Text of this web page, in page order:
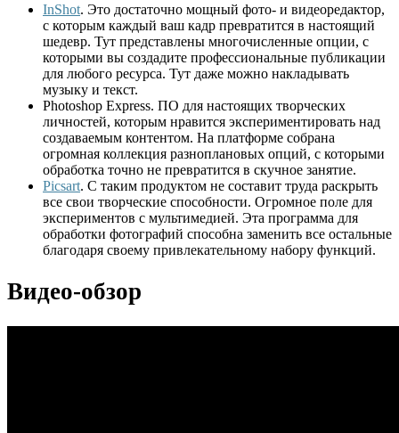
InShot. Это достаточно мощный фото- и видеоредактор,
с которым каждый ваш кадр превратится в настоящий
шедевр. Тут представлены многочисленные опции, с
которыми вы создадите профессиональные публикации
для любого ресурса. Тут даже можно накладывать
музыку и текст.
Photoshop Express. ПО для настоящих творческих
личностей, которым нравится экспериментировать над
создаваемым контентом. На платформе собрана
огромная коллекция разноплановых опций, с которыми
обработка точно не превратится в скучное занятие.
Picsart. С таким продуктом не составит труда раскрыть
все свои творческие способности. Огромное поле для
экспериментов с мультимедией. Эта программа для
обработки фотографий способна заменить все остальные
благодаря своему привлекательному набору функций.
Видео-обзор